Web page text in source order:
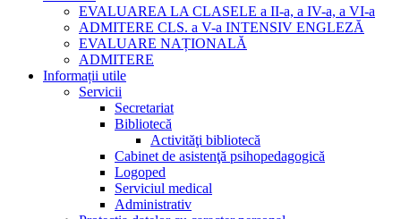
EVALUAREA LA CLASELE a II-a, a IV-a, a VI-a
ADMITERE CLS. a V-a INTENSIV ENGLEZĂ
EVALUARE NAȚIONALĂ
ADMITERE
Informații utile
Servicii
Secretariat
Bibliotecă
Activităţi bibliotecă
Cabinet de asistenţă psihopedagogică
Logoped
Serviciul medical
Administrativ